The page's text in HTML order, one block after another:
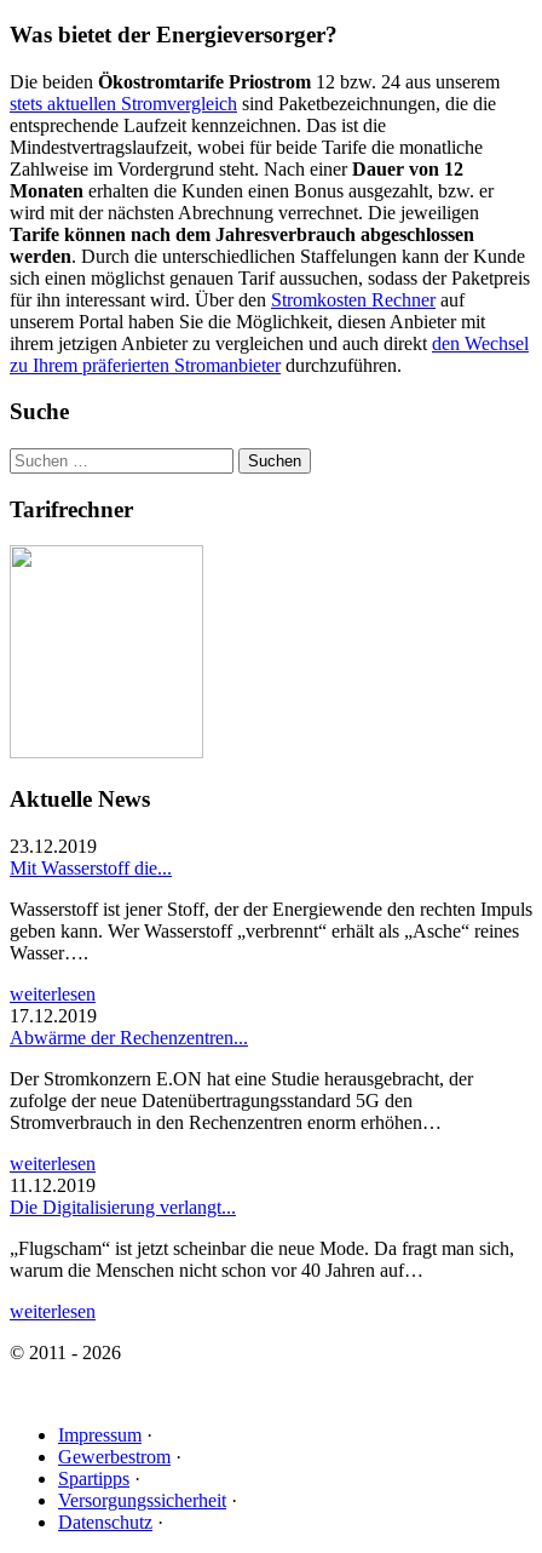
Was bietet der Energieversorger?
Die beiden Ökostromtarife Priostrom 12 bzw. 24 aus unserem
stets aktuellen Stromvergleich sind Paketbezeichnungen, die die
entsprechende Laufzeit kennzeichnen. Das ist die
Mindestvertragslaufzeit, wobei für beide Tarife die monatliche
Zahlweise im Vordergrund steht. Nach einerDauer von 12
Monaten erhalten die Kunden einen Bonus ausgezahlt, bzw. er
wird mit der nächsten Abrechnung verrechnet. Die jeweiligen
Tarife können nach dem Jahresverbrauch abgeschlossen
werden. Durch die unterschiedlichen Staffelungen kann der Kunde
sich einen möglichst genauen Tarif aussuchen, sodass der Paketpreis
für ihn interessant wird. Über den Stromkosten Rechnerauf
unserem Portal haben Sie die Möglichkeit, diesen Anbieter mit
ihrem jetzigen Anbieter zu vergleichen und auch direkt den Wechsel
zu Ihrem präferierten Stromanbieterdurchzuführen.
Suche
Suchen
nach:
Tarifrechner
Aktuelle News
23.12.2019
Mit Wasserstoff die...
Wasserstoff ist jener Stoff, der der Energiewende den rechten Impuls
geben kann. Wer Wasserstoff „verbrennt“ erhält als „Asche“ reines
Wasser….
weiterlesen
17.12.2019
Abwärme der Rechenzentren...
Der Stromkonzern E.ON hat eine Studie herausgebracht, der
zufolge der neue Datenübertragungsstandard 5G den
Stromverbrauch in den Rechenzentren enorm erhöhen…
weiterlesen
11.12.2019
Die Digitalisierung verlangt...
„Flugscham“ ist jetzt scheinbar die neue Mode. Da fragt man sich,
warum die Menschen nicht schon vor 40 Jahren auf…
weiterlesen
© 2011 - 2026
Impressum ·
Gewerbestrom ·
Spartipps ·
Versorgungssicherheit ·
Datenschutz ·